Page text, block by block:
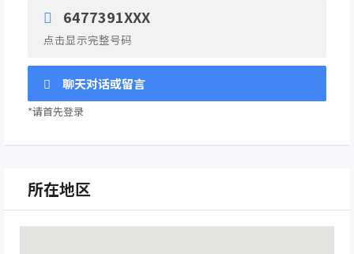
6477391XXX
点击显示完整号码
聊天对话或留言
*请首先登录
所在地区